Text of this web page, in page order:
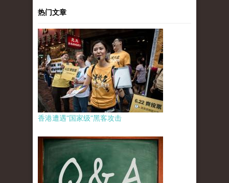
热门文章
香港遭遇"国家级"黑客攻击